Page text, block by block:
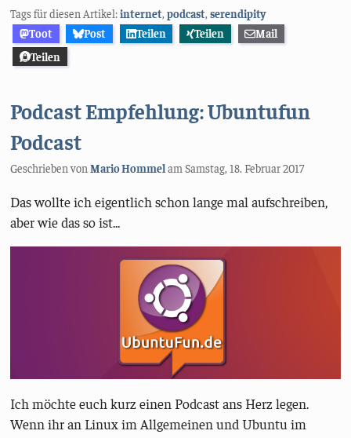
Tags für diesen Artikel:internet,podcast,serendipity
Toot
Post Teilen Teilen
Mail
Teilen
Podcast Empfehlung: Ubuntufun
Podcast
Geschrieben vonMario HommelamSamstag, 18. Februar 2017
Das wollte ich eigentlich schon lange mal aufschreiben,
aber wie das so ist...
Ich möchte euch kurz einen Podcast ans Herz legen.
Wenn ihr an Linux im Allgemeinen und Ubuntu im